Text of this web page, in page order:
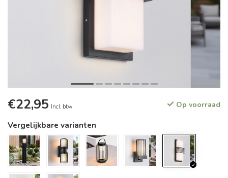
€22,95 Incl. btw Op voorraad
Vergelijkbare varianten